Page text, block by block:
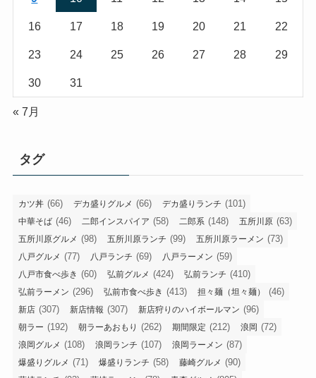
16 17 18 19 20 21 22
23 24 25 26 27 28 29
30 31
« 7月
タグ
カツ丼 (66) デカ盛りグルメ (66) デカ盛りランチ (101)
中華そば (46) 二郎インスパイア (58) 二郎系 (148) 五所川原 (63)
五所川原グルメ (98) 五所川原ランチ (99) 五所川原ラーメン (73)
八戸グルメ (77) 八戸ランチ (69) 八戸ラーメン (59)
八戸市食べ歩き (60) 弘前グルメ (424) 弘前ランチ (410)
弘前ラーメン (296) 弘前市食べ歩き (413) 担々麺（坦々麺） (46)
新店 (307) 新店情報 (307) 新店狩りのハイボールマン (96)
朝ラー (192) 朝ラーあおもり (262) 期間限定 (212) 浪岡 (72)
浪岡グルメ (108) 浪岡ランチ (107) 浪岡ラーメン (87)
爆盛りグルメ (71) 爆盛りランチ (58) 藤崎グルメ (90)